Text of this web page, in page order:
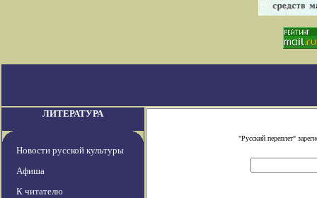
ЛИТЕРАТУРА
Новости русской культуры
Афиша
К читателю
"Русский переплет"